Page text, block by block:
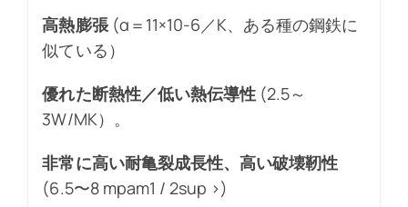
高熱膨張 (α＝11×10-6／K、ある種の鋼鉄に
似ている）
優れた断熱性／低い熱伝導性 (2.5～
3W/MK）。
非常に高い耐亀裂成長性、高い破壊靭性
(6.5〜8 mpam1 / 2sup >)